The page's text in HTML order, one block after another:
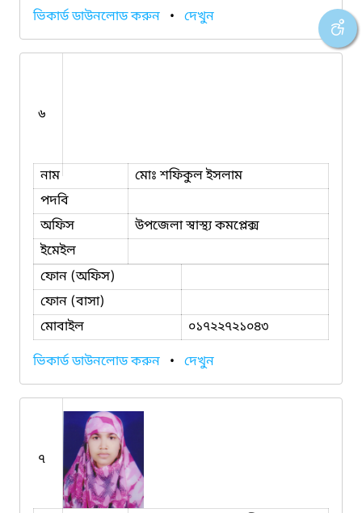
ভিকার্ড ডাউনলোড করুন • দেখুন
৬
নাম
মোঃ শফিকুল ইসলাম
পদবি
অফিস
উপজেলা স্বাস্থ্য কমপ্লেক্স
ইমেইল
ফোন (অফিস)
ফোন (বাসা)
মোবাইল
০১৭২২৭২১০৪৩
ভিকার্ড ডাউনলোড করুন • দেখুন
৭